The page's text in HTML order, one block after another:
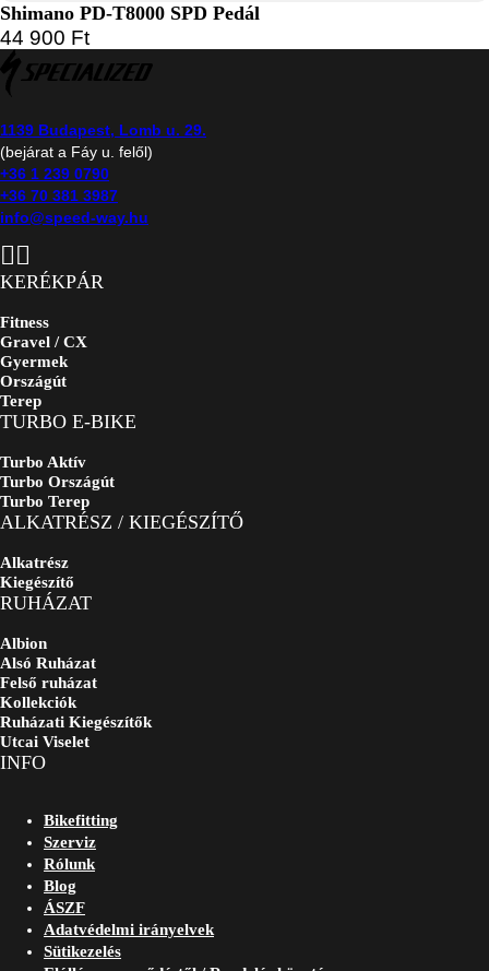
Shimano PD-T8000 SPD Pedál
44 900 Ft
1139 Budapest, Lomb u. 29.
(bejárat a Fáy u. felől)
+36 1 239 0790
+36 70 381 3987
info@speed-way.hu
KERÉKPÁR
Fitness
Gravel / CX
Gyermek
Országút
Terep
TURBO E-BIKE
Turbo Aktív
Turbo Országút
Turbo Terep
ALKATRÉSZ / KIEGÉSZÍTŐ
Alkatrész
Kiegészítő
RUHÁZAT
Albion
Alsó Ruházat
Felső ruházat
Kollekciók
Ruházati Kiegészítők
Utcai Viselet
INFO
Bikefitting
Szerviz
Rólunk
Blog
ÁSZF
Adatvédelmi irányelvek
Sütikezelés